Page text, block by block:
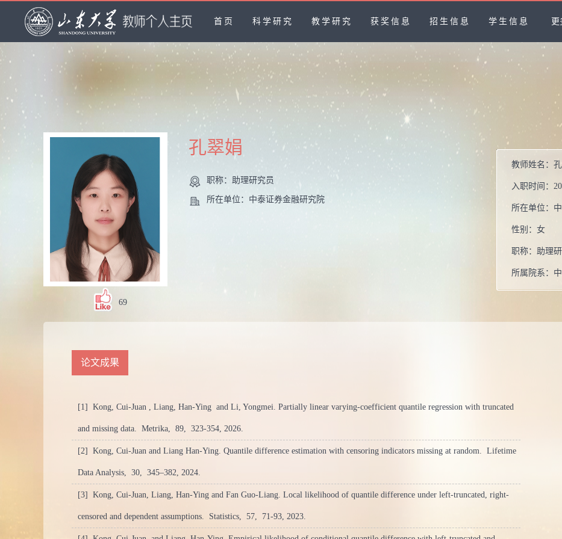
首页 科学研究 教学研究 获奖信息 招生信息 学生信息 更
69
孔翠娟
职称：助理研究员
所在单位：中泰证券金融研究院
教师姓名：
入职时间：
所在单位：
性别： 女
职称： 助理
所属院系：
论文成果
[1] Kong, Cui-Juan , Liang, Han-Ying and Li, Yongmei. Partially linear varying-coefficient quantile regression with truncated
and missing data. Metrika, 89, 323-354, 2026.
[2] Kong, Cui-Juan and Liang Han-Ying. Quantile difference estimation with censoring indicators missing at random. Lifetime
Data Analysis, 30, 345–382, 2024.
[3] Kong, Cui-Juan, Liang, Han-Ying and Fan Guo-Liang. Local likelihood of quantile difference under left-truncated, right-
censored and dependent assumptions. Statistics, 57, 71-93, 2023.